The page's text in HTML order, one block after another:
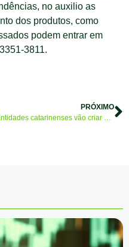
no auxilio as
dos produtos, como
podem entrar em
3811.
PRÓXIMO
Entidades catarinenses vão criar conselho de infraestrutura